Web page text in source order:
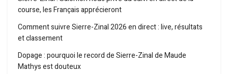
course, les Français apprécieront
Comment suivre Sierre-Zinal 2026 en direct : live, résultats
et classement
Dopage : pourquoi le record de Sierre-Zinal de Maude
Mathys est douteux